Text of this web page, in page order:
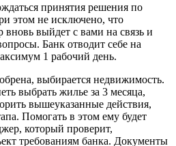
принятия решения по
этом не исключено, что
выйдет с вами на связь и
Банк отводит себе на
1 рабочий день.
выбирается недвижимость.
выбрать жилье за 3 месяца,
вышеуказанные действия,
Помогать в этом ему будет
который проверит,
требованиям банка. Документы